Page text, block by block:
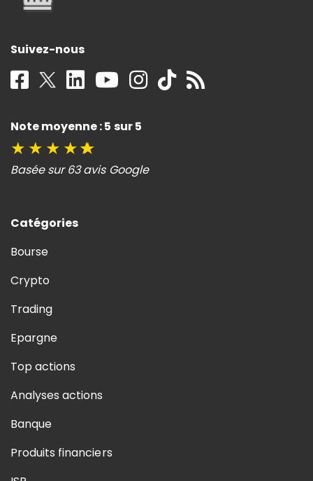
Suivez-nous
Note moyenne : 5 sur 5
★ ★ ★ ★★
Basée sur 63 avis Google
Catégories
Bourse
Crypto
Trading
Epargne
Top actions
Analyses actions
Banque
Produits financiers